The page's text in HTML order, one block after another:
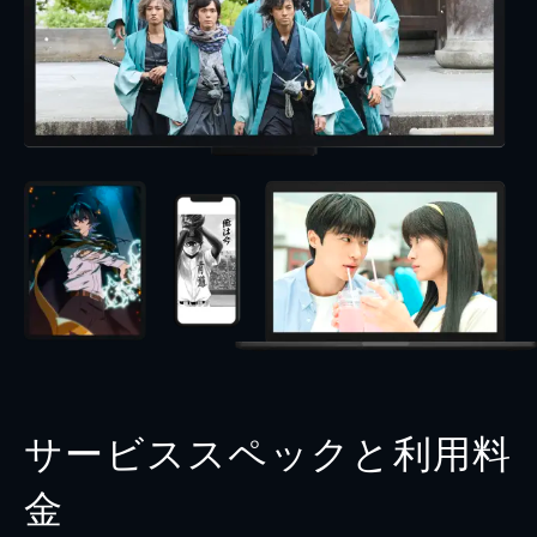
サービススペックと利用料
金